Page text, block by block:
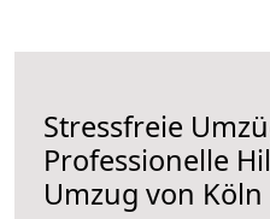
Stressfreie
Professionelle
Umzug von